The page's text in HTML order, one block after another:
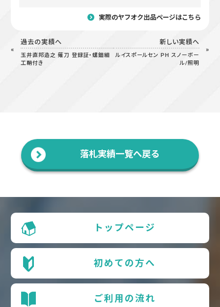
実際のヤフオク出品ページはこちら
過去の実績へ
玉井直邦造之 薙刀 登録証・螺鈿細
工鞘付き
新しい実績へ
ルイスポールセン PH スノーボー
ル/照明
落札実績一覧へ戻る
トップページ
初めての方へ
ご利用の流れ